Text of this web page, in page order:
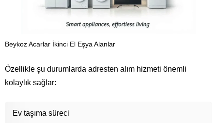
Beykoz Acarlar İkinci El Eşya Alanlar
Özellikle şu durumlarda adresten alım hizmeti önemli
kolaylık sağlar:
Ev taşıma süreci